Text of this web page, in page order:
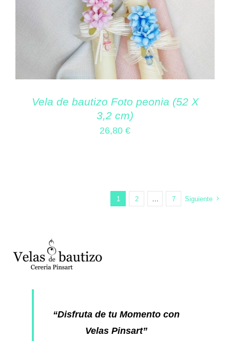
Vela de bautizo Foto peonia (52 X
3,2 cm)
26,80 €
1 2 7 Siguiente
“Disfruta de tu Momento con
Velas Pinsart”